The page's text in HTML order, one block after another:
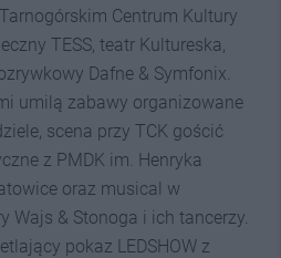
Centrum Kultury
TESS, teatr Kultureska,
Dafne & Symfonix.
umilą zabawy organizowane
scena przy TCK gościć
z PMDK im. Henryka
oraz musical w
Wajs & Stonoga i ich tancerzy.
pokaz LEDSHOW z